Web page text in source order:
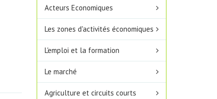
Acteurs Economiques
Les zones d'activités économiques
L'emploi et la formation
Le marché
Agriculture et circuits courts